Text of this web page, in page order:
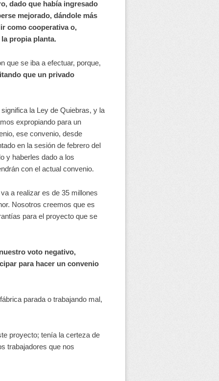
dado que había ingresado
mejorado, dándole más
como cooperativa o,
propia planta.
que se iba a efectuar, porque,
que un privado
la Ley de Quiebras, y la
expropiando para un
ese convenio, desde
en la sesión de febrero del
y haberles dado a los
con el actual convenio.
a realizar es de 35 millones
Nosotros creemos que es
para el proyecto que se
voto negativo,
para hacer un convenio
parada o trabajando mal,
proyecto; tenía la certeza de
trabajadores que nos